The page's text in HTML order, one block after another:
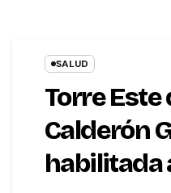
SALUD
Torre
Calderón
habilitada